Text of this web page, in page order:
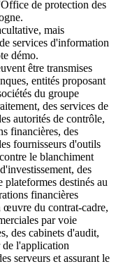
de protection des
mais
services d'information
démo.
être transmises
entités proposant
du groupe
des services de
autorités de contrôle,
financières, des
fournisseurs d'outils
le blanchiment
des
destinés au
financières
œuvre du contrat-cadre,
par voie
des cabinets d'audit,
de l'application
serveurs et assurant le